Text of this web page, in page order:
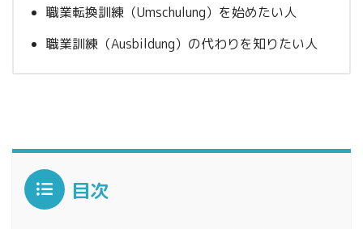
職業転換訓練（Umschulung）を始めたい人
職業訓練（Ausbildung）の代わりを知りたい人
目次